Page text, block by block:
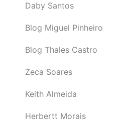
Daby Santos
Blog Miguel Pinheiro
Blog Thales Castro
Zeca Soares
Keith Almeida
Herbertt Morais